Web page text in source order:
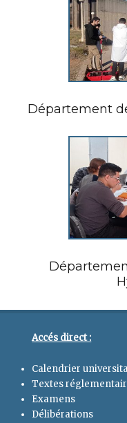
Département
Accés direct :
Calendrier
Textes
Examens
Délibérations